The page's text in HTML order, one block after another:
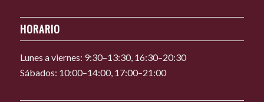
HORARIO
Lunes a viernes: 9:30–13:30, 16:30–20:30
Sábados: 10:00–14:00, 17:00–21:00